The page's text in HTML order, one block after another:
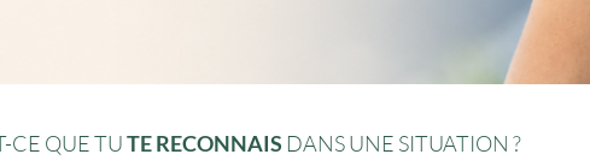
CE QUE TUTE RECONNAIS DANS UNE SITUATION ?